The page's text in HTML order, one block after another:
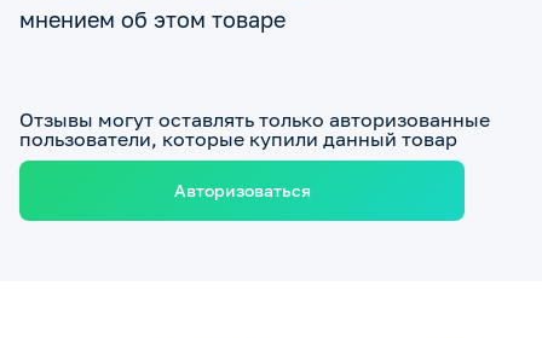
мнением об этом товаре
Отзывы могут оставлять только авторизованные
пользователи, которые купили данный товар
Авторизоваться